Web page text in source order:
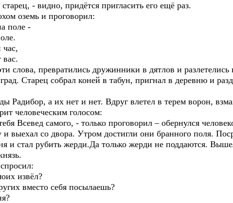
- видно, придётся пригласить его ещё раз.
оземь и проговорил:
поле -
вас.
слова, превратились дружинники в дятлов и
Старец собрал коней в табун, пригнал в деревню и
Радибор, а их нет и нет. Вдруг влетел в терем ворон,
человеческим голосом:
Всевед самого, - только проговорил – обернулся
и выехал со двора. Утром достигли они бранного поля.
и стал рубить жерди.Да только жерди не поддаются.
извёл?
вместо себя посылаешь?